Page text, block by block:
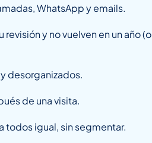
WhatsApp y emails.
y no vuelven en un año (o
desorganizados.
de una visita.
todos igual, sin segmentar.